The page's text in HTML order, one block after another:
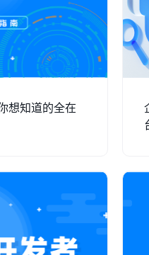
想知道的全在